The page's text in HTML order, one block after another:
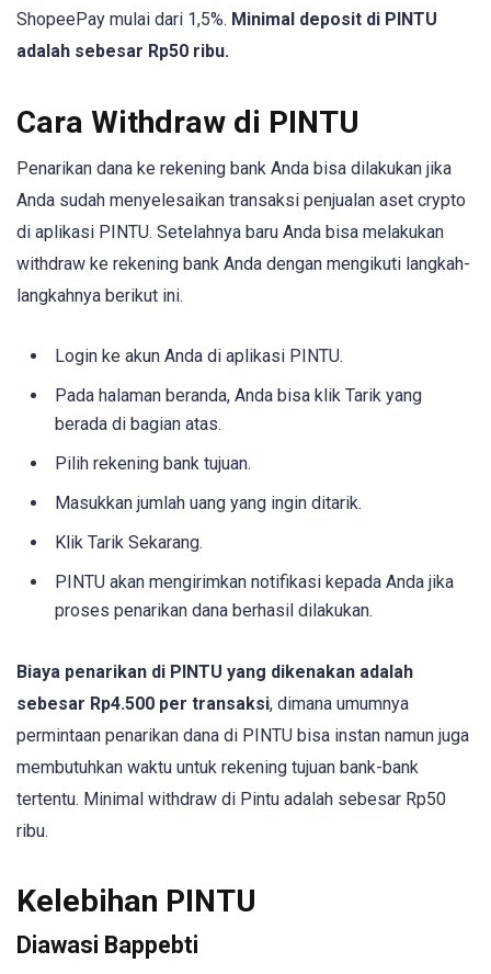
ShopeePay mulai dari 1,5%. Minimal deposit di PINTU
adalah sebesar Rp50 ribu.
Cara Withdraw di PINTU
Penarikan dana ke rekening bank Anda bisa dilakukan jika
Anda sudah menyelesaikan transaksi penjualan aset crypto
di aplikasi PINTU. Setelahnya baru Anda bisa melakukan
withdraw ke rekening bank Anda dengan mengikuti langkah-
langkahnya berikut ini.
Login ke akun Anda di aplikasi PINTU.
Pada halaman beranda, Anda bisa klik Tarik yang
berada di bagian atas.
Pilih rekening bank tujuan.
Masukkan jumlah uang yang ingin ditarik.
Klik Tarik Sekarang.
PINTU akan mengirimkan notifikasi kepada Anda jika
proses penarikan dana berhasil dilakukan.
Biaya penarikan di PINTU yang dikenakan adalah
sebesar Rp4.500 per transaksi, dimana umumnya
permintaan penarikan dana di PINTU bisa instan namun juga
membutuhkan waktu untuk rekening tujuan bank-bank
tertentu. Minimal withdraw di Pintu adalah sebesar Rp50
ribu.
Kelebihan PINTU
Diawasi Bappebti